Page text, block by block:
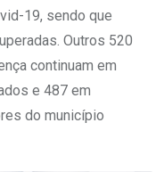
19, sendo que
Outros 520
continuam em
e 487 em
do município